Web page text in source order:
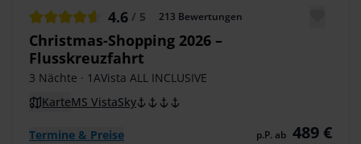
4.6 / 5 213 Bewertungen
Christmas-Shopping 2026 –
Flusskreuzfahrt
3 Nächte · 1AVista ALL INCLUSIVE
KarteMS VistaSky
Termine & Preise p.P. ab 489 €